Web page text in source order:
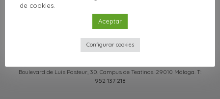
Boulevard de Luis Pasteur, 30. Campus de Teatinos. 29010 Málaga. T:
952 137 218
de cookies.
Aceptar
Configurar cookies